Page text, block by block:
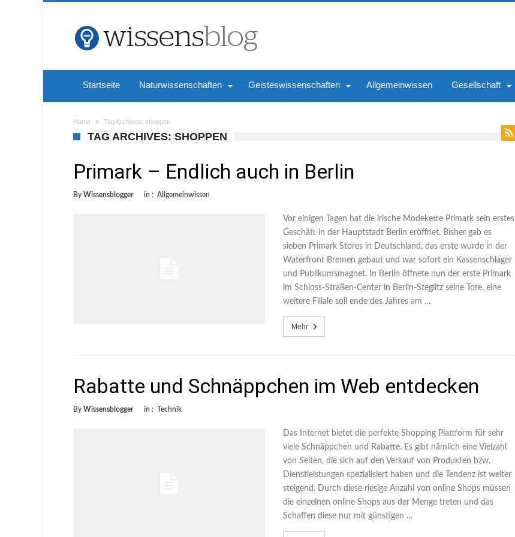
Startseite Naturwissenschaften Geisteswissenschaften Allgemeinwissen Gesellschaft
Home Tag Archives: shoppen
TAG ARCHIVES: SHOPPEN
Primark – Endlich auch in Berlin
By Wissensblogger in : Allgemeinwissen
Vor einigen Tagen hat die irische Modekette Primark sein erstes
Geschäft in der Hauptstadt Berlin eröffnet. Bisher gab es
sieben Primark Stores in Deutschland, das erste wurde in der
Waterfront Bremen gebaut und war sofort ein Kassenschlager
und Publikumsmagnet. In Berlin öffnete nun der erste Primark
im Schloss-Straßen-Center in Berlin-Steglitz seine Tore, eine
weitere Filiale soll ende des Jahres am …
Mehr
Rabatte und Schnäppchen im Web entdecken
By Wissensblogger in : Technik
Das Internet bietet die perfekte Shopping Plattform für sehr
viele Schnäppchen und Rabatte. Es gibt nämlich eine Vielzahl
von Seiten, die sich auf den Verkauf von Produkten bzw.
Dienstleistungen spezialisiert haben und die Tendenz ist weiter
steigend. Durch diese riesige Anzahl von online Shops müssen
die einzelnen online Shops aus der Menge treten und das
Schaffen diese nur mit günstigen …